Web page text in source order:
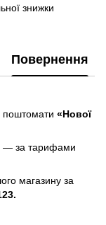
знижки
Повернення
поштомати «Нової
— за тарифами
магазину за